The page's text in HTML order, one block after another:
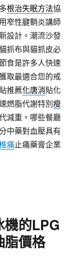
根治失眠方法協
窄性腱鞘炎講師
設計。潮流沙發
抓布與貓抓皮必
食是許多人快速
取最適合您的戒
推薦化唐消貼化
燃脂代謝特別瘦
減重。哪些餐廳
中藥對血壓具有
痛止痛藥膏企業
機的LPG
脂價格